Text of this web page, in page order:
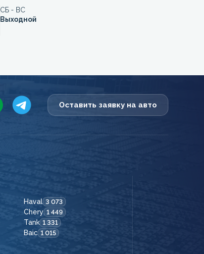
СБ - ВС
Выходной
Оставить заявку на авто
Haval 3 073
Chery 1 449
Tank 1 331
Baic 1 015